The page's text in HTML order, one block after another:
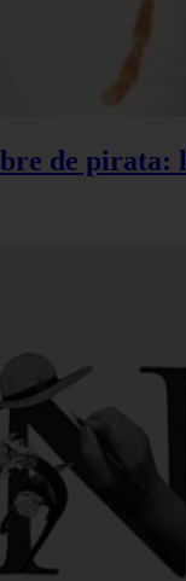
de pirata: